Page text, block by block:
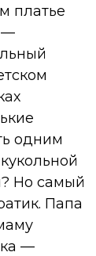
платье
—
одним
Но самый
Папа
—